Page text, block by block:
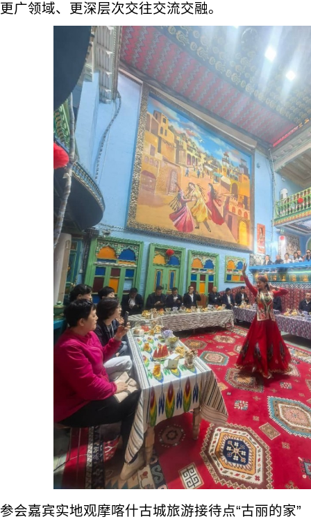
更广领域、更深层次交往交流交融。
参会嘉宾实地观摩喀什古城旅游接待点“古丽的家”